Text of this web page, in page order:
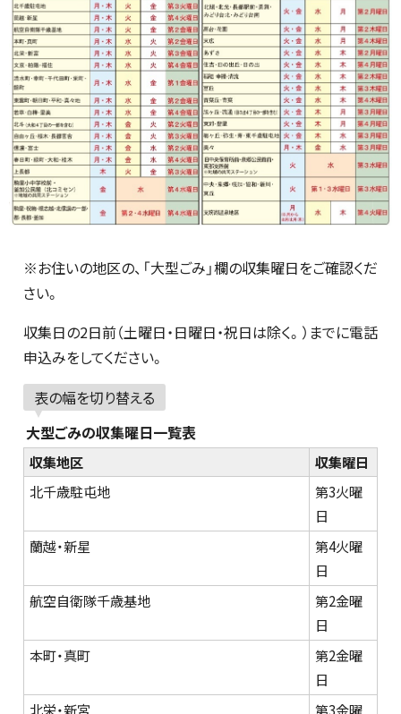
※お住いの地区の、「大型ごみ」欄の収集曜日をご確認くだ
さい。
収集日の2日前（土曜日・日曜日・祝日は除く。）までに電話
申込みをしてください。
表の幅を切り替える
大型ごみの収集曜日一覧表
収集地区
収集曜日
北千歳駐屯地
第3火曜
日
蘭越・新星
第4火曜
日
航空自衛隊千歳基地
第2金曜
日
本町・真町
第2金曜
日
北栄・新宮
第3金曜